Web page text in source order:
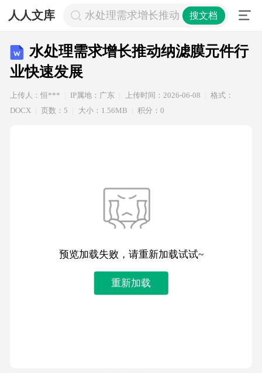
人人文库 水处理需求增长推动纳滤膜元件行业
搜文档
水处理需求增长推动纳滤膜元件行
业快速发展
上传人：恒*** IP属地：广东 上传时间：2026-06-08
格式：
DOCX
页数：5 大小：1.56MB 积分：0
预览加载失败，请重新加载试试~
重新加载